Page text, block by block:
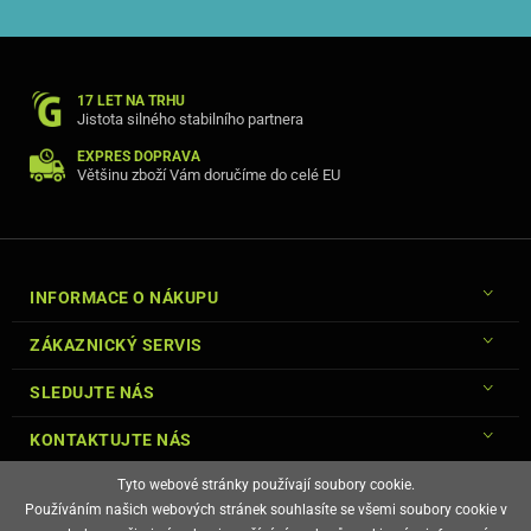
17 LET NA TRHU
Jistota silného stabilního partnera
EXPRES DOPRAVA
Většinu zboží Vám doručíme do celé EU
INFORMACE O NÁKUPU
ZÁKAZNICKÝ SERVIS
SLEDUJTE NÁS
KONTAKTUJTE NÁS
Tyto webové stránky používají soubory cookie.
Používáním našich webových stránek souhlasíte se všemi soubory cookie v